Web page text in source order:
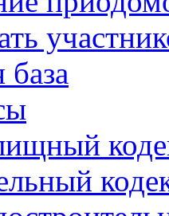
база